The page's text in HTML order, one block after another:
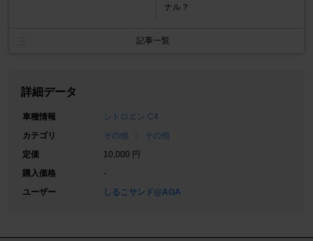
ナル？
記事一覧
詳細データ
車種情報
シトロエン C4
カテゴリ
その他
その他
定価
10,000 円
購入価格
-
ユーザー
しるこサンド@AGA